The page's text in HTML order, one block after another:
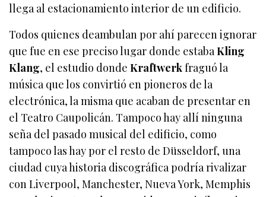
llega al estacionamiento interior de un edificio.
Todos quienes deambulan por ahí parecen ignorar
que fue en ese preciso lugar donde estabaKling
Klang, el estudio dondeKraftwerkfraguó la
música que los convirtió en pioneros de la
electrónica, la misma que acaban de presentar en
el Teatro Caupolicán. Tampoco hay allí ninguna
seña del pasado musical del edificio, como
tampoco las hay por el resto de Düsseldorf, una
ciudad cuya historia discográfica podría rivalizar
con Liverpool, Manchester, Nueva York, Memphis